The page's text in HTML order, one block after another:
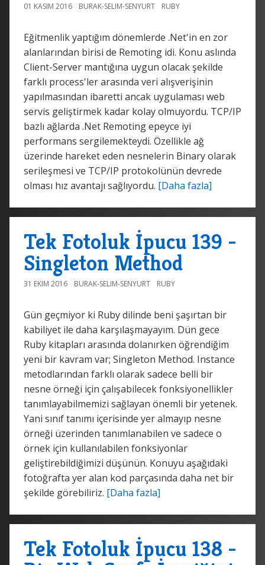
01 KASIM 2016 BURAK-SELIM-SENYURT RUBY
Eğitmenlik yaptığım dönemlerde .Net'in en zor
alanlarından birisi de Remoting idi. Konu aslında
Client-Server mantığına uygun olacak şekilde
farklı process'ler arasında veri alışverişinin
yapılmasından ibaretti ancak uygulaması web
servis geliştirmek kadar kolay olmuyordu. TCP/IP
bazlı ağlarda .Net Remoting epeyce iyi
performans sergilemekteydi. Özellikle ağ
üzerinde hareket eden nesnelerin Binary olarak
serileşmesi ve TCP/IP protokolünün devrede
olması hız avantajı sağlıyordu. [Daha fazla]
Tek Fotoluk İpucu 139 -
Singleton Method
31 EKIM 2016 BURAK-SELIM-SENYURT RUBY
Gün geçmiyor ki Ruby dilinde beni şaşırtan bir
kabiliyet ile daha karşılaşmayayım. Dün gece
Ruby kitapları arasında dolanırken öğrendiğim
yeni bir kavram var; Singleton Method. Instance
metodlarından farklı olarak sadece belli bir
nesne örneği için çalışabilecek fonksiyonellikler
tanımlayabilmemizi sağlayan önemli bir yetenek.
Yani sınıf tanımı içerisinde yer almayıp nesne
örneği üzerinden tanımlanabilen ve sadece o
örnek için kullanılabilen fonksiyonlar
geliştirebildiğimizi düşünün. Konuyu aşağıdaki
fotoğrafta yer alan kod parçasında daha net bir
şekilde görebiliriz. [Daha fazla]
Tek Fotoluk İpucu 138 -